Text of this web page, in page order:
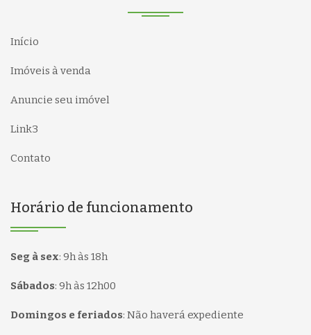
Início
Imóveis à venda
Anuncie seu imóvel
Link3
Contato
Horário de funcionamento
Seg à sex: 9h às 18h
Sábados: 9h às 12h00
Domingos e feriados: Não haverá expediente